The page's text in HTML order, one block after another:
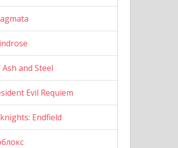
Ash and Steel
Evil Requiem
Endfield